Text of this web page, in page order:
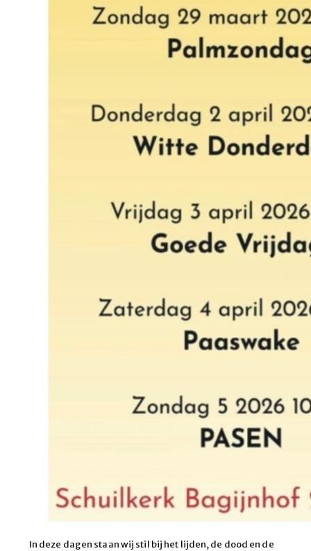
In deze dagen staan wij stil bij het lijden, de dood en de